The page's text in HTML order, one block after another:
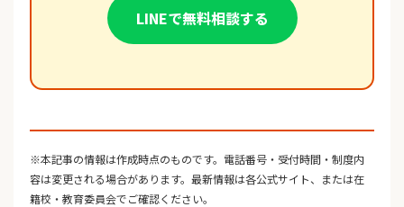
LINEで無料相談する
※本記事の情報は作成時点のものです。電話番号・受付時間・制度内
容は変更される場合があります。最新情報は各公式サイト、または在
籍校・教育委員会でご確認ください。